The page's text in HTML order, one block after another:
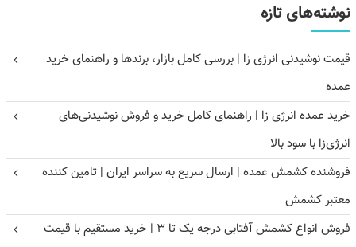
نوشته‌های تازه
قیمت نوشیدنی انرژی زا | بررسی کامل بازار، برندها و راهنمای خرید
عمده
خرید عمده انرژی زا | راهنمای کامل خرید و فروش نوشیدنی‌های
انرژی‌زا با سود بالا
فروشنده کشمش عمده | ارسال سریع به سراسر ایران | تامین کننده
معتبر کشمش
فروش انواع کشمش آفتابی درجه یک تا ۳ | خرید مستقیم با قیمت